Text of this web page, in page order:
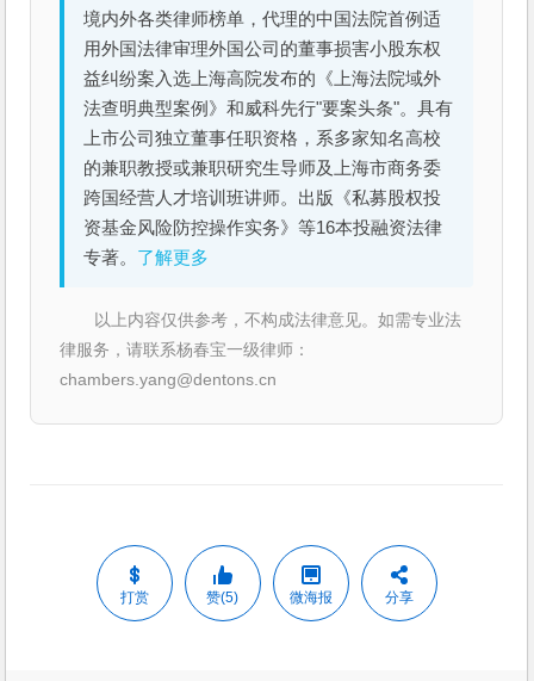
境内外各类律师榜单，代理的中国法院首例适
用外国法律审理外国公司的董事损害小股东权
益纠纷案入选上海高院发布的《上海法院域外
法查明典型案例》和威科先行"要案头条"。具有
上市公司独立董事任职资格，系多家知名高校
的兼职教授或兼职研究生导师及上海市商务委
跨国经营人才培训班讲师。出版《私募股权投
资基金风险防控操作实务》等16本投融资法律
专著。 了解更多
以上内容仅供参考，不构成法律意见。如需专业法
律服务，请联系杨春宝一级律师：
chambers.yang@dentons.cn
打赏 赞(5) 微海报 分享